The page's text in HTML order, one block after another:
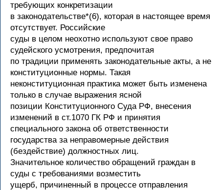
требующих конкретизации
в законодательстве*(6), которая в настоящее время
отсутствует. Российские
суды в целом неохотно используют свое право
судейского усмотрения, предпочитая
по традиции применять законодательные акты, а не
конституционные нормы. Такая
неконституционная практика может быть изменена
только в случае выражения ясной
позиции Конституционного Суда РФ, внесения
изменений в ст.1070 ГК РФ и принятия
специального закона об ответственности
государства за неправомерные действия
(бездействие) должностных лиц.
Значительное количество обращений граждан в
суды с требованиями возместить
ущерб, причиненный в процессе отправления